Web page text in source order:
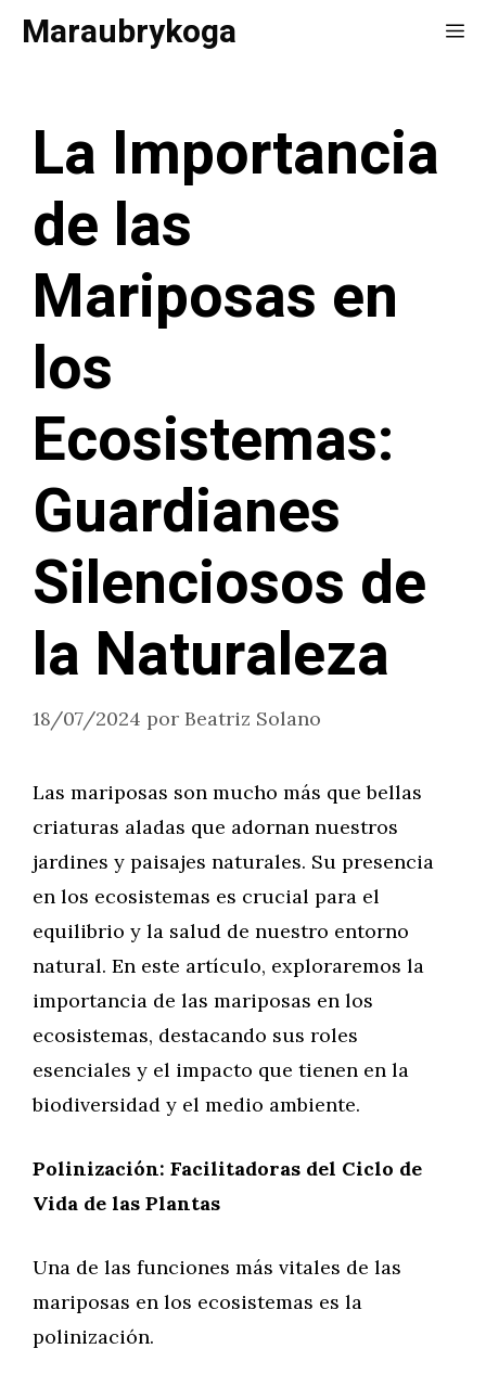
SaltarMaraubrykoga
La Importancia
de las
Mariposas en
los
Ecosistemas:
Guardianes
Silenciosos de
la Naturaleza
18/07/2024 por Beatriz Solano
Las mariposas son mucho más que bellas
criaturas aladas que adornan nuestros
jardines y paisajes naturales. Su presencia
en los ecosistemas es crucial para el
equilibrio y la salud de nuestro entorno
natural. En este artículo, exploraremos la
importancia de las mariposas en los
ecosistemas, destacando sus roles
esenciales y el impacto que tienen en la
biodiversidad y el medio ambiente.
Polinización: Facilitadoras del Ciclo de
Vida de las Plantas
Una de las funciones más vitales de las
mariposas en los ecosistemas es la
polinización.